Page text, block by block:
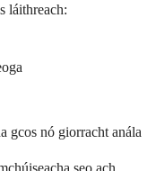
láithreach:
gcos nó giorracht anála
seo ach